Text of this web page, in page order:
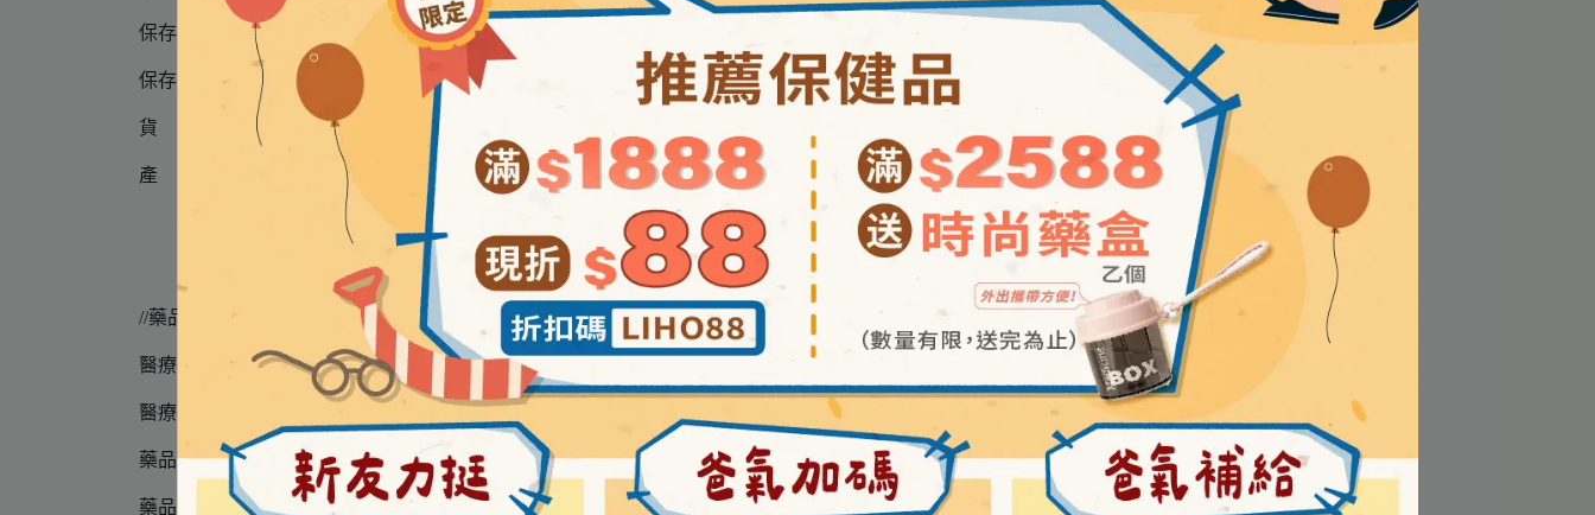
保存期限 │ 5年 ( 因每批效期可能不同，請以外包裝標示為準 )
保存方法 │ 請於室溫乾燥陰涼處
貨 源 │ 公司貨
產 地 │ 日本
//藥品資訊
醫療器材許可證品名 │撒隆巴斯 腰部護具 (未滅菌)
醫療器材許可證核准字號 │衛部醫器輸壹字第021267號
藥品申請商名稱 │ 日商久光製藥股份有限公司台北分公司
藥品申請商地址 │ 台北市松山區復興北路369號4樓之3